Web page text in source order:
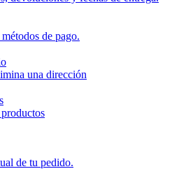
de pago.
una dirección
de tu pedido.